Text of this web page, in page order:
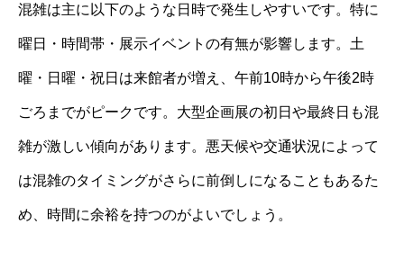
混雑は主に以下のような日時で発生しやすいです。特に
曜日・時間帯・展示イベントの有無が影響します。土
曜・日曜・祝日は来館者が増え、午前10時から午後2時
ごろまでがピークです。大型企画展の初日や最終日も混
雑が激しい傾向があります。悪天候や交通状況によって
は混雑のタイミングがさらに前倒しになることもあるた
め、時間に余裕を持つのがよいでしょう。